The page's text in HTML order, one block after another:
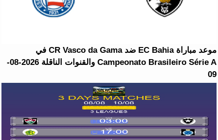
موعد مباراة EC Bahia ضد CR Vasco da Gama في
Campeonato Brasileiro Série A والقنوات الناقلة 2026-08-
09